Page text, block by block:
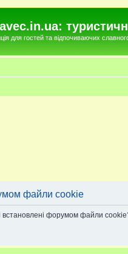
для гостей та відпочиваючих
файли cookie
встановлені форумом файли